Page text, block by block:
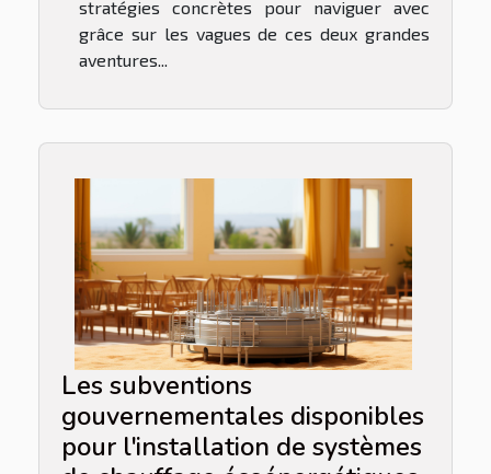
stratégies concrètes pour naviguer avec
grâce sur les vagues de ces deux grandes
aventures...
Les subventions
gouvernementales disponibles
pour l'installation de systèmes